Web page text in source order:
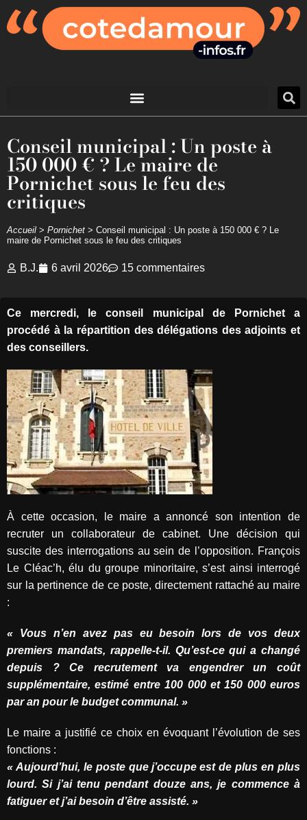
Conseil municipal : Un poste à
150 000 € ? Le maire de
Pornichet sous le feu des
critiques
Accueil > Pornichet > Conseil municipal : Un poste à 150 000 € ? Le
maire de Pornichet sous le feu des critiques
B.J. 6 avril 2026 15 commentaires
Ce mercredi, le conseil municipal de Pornichet a
procédé à la répartition des délégations des adjoints et
des conseillers.
À cette occasion, le maire a annoncé son intention de
recruter un collaborateur de cabinet. Une décision qui
suscite des interrogations au sein de l’opposition. François
Le Cléac’h, élu du groupe minoritaire, s’est ainsi interrogé
sur la pertinence de ce poste, directement rattaché au maire
:
« Vous n’en avez pas eu besoin lors de vos deux
premiers mandats, rappelle-t-il. Qu’est-ce qui a changé
depuis ? Ce recrutement va engendrer un coût
supplémentaire, estimé entre 100 000 et 150 000 euros
par an pour le budget communal. »
Le maire a justifié ce choix en évoquant l’évolution de ses
fonctions :
« Aujourd’hui, le poste que j’occupe est de plus en plus
lourd. Si j’ai tenu pendant douze ans, je commence à
fatiguer et j’ai besoin d’être assisté. »